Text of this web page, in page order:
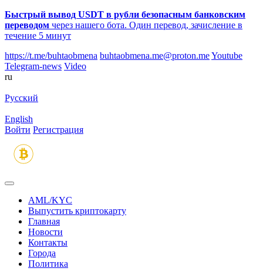
Быстрый вывод USDT в рубли безопасным банковским
переводом через нашего бота. Один перевод, зачисление в
течение 5 минут
https://t.me/buhtaobmena buhtaobmena.me@proton.meYoutube
Telegram-news Video
ru
Русский
English
Войти Регистрация
AML/KYC
Выпустить криптокарту
Главная
Новости
Контакты
Города
Политика